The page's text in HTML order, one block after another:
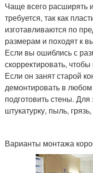
Чаще всего расширять
требуется, так как
изготавливаются по
размерам и походят к
Если вы ошиблись с
скорректировать,
Если он занят старой
демонтировать в
подготовить стены.
штукатурку, пыль,
Варианты монтажа